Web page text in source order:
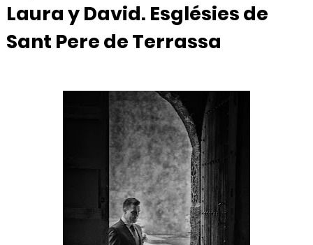
Laura y David. Esglésies de
Sant Pere de Terrassa